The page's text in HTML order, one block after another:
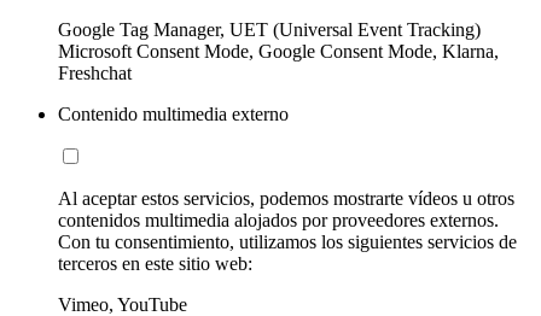
Google Tag Manager, UET (Universal Event Tracking)
Microsoft Consent Mode, Google Consent Mode, Klarna,
Freshchat
Contenido multimedia externo
Al aceptar estos servicios, podemos mostrarte vídeos u otros
contenidos multimedia alojados por proveedores externos.
Con tu consentimiento, utilizamos los siguientes servicios de
terceros en este sitio web:
Vimeo, YouTube